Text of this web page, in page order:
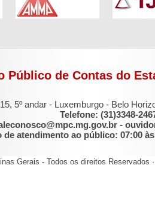
Público de Contas do
5º andar - Luxemburgo - Belo
Telefone: (31)3348-
-
de atendimento ao público: 07:00 às
Gerais - Todos os direitos Reservados ·